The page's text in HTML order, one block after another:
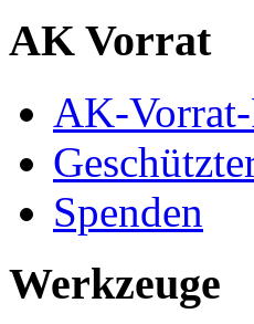
AK Vorrat
AK-
Spenden
Werkzeuge